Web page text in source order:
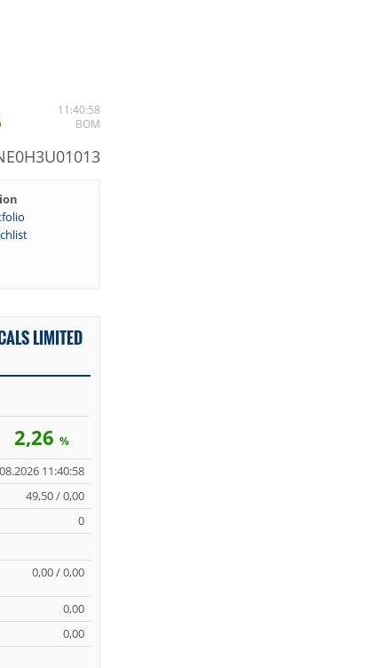
11:40:58
BOM
LIMITED
2,26%
11:40:58
49,50 / 0,00
0
0,00 / 0,00
0,00
0,00